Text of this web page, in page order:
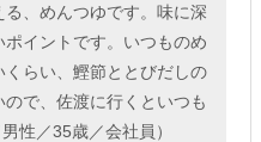
、めんつゆです。味に深
イントです。いつものめ
らい、鰹節ととびだしの
で、佐渡に行くといつも
性／35歳／会社員）